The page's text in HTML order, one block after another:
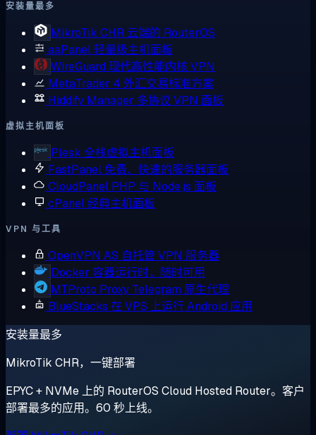
安装量最多
MikroTik CHR 云端的 RouterOS
aaPanel轻量级主机面板
WireGuard 现代高性能内核 VPN
MetaTrader 4 外汇交易标准方案
Hiddify Manager 多协议 VPN 面板
虚拟主机面板
Plesk 全栈虚拟主机面板
FastPanel 免费、快速的服务器面板
CloudPanel PHP 与 Node.js 面板
cPanel经典主机面板
VPN 与工具
OpenVPN AS 自托管 VPN 服务器
Docker 容器运行时，随时可用
MTProto Proxy Telegram 原生代理
BlueStacks 在 VPS 上运行 Android 应用
安装量最多
MikroTik CHR，一键部署
EPYC + NVMe 上的 RouterOS Cloud Hosted Router。客户
部署最多的应用。60 秒上线。